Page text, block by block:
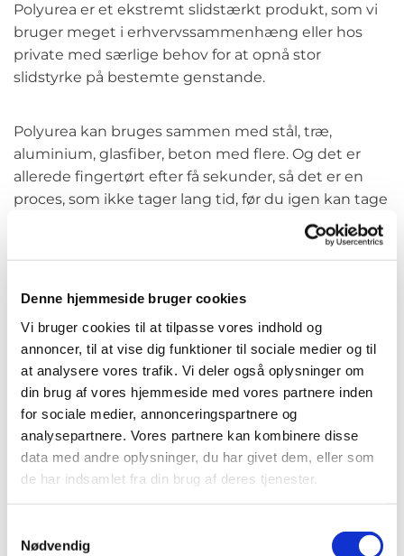
Denne hjemmeside bruger cookies
Vi bruger cookies til at tilpasse vores indhold og
annoncer, til at vise dig funktioner til sociale medier og til
at analysere vores trafik. Vi deler også oplysninger om
din brug af vores hjemmeside med vores partnere inden
for sociale medier, annonceringspartnere og
analysepartnere. Vores partnere kan kombinere disse
data med andre oplysninger, du har givet dem, eller som
de har indsamlet fra din brug af deres tjenester.
Nødvendig
Polyurea er et ekstremt slidstærkt produkt, som vi
bruger meget i erhvervssammenhæng eller hos
private med særlige behov for at opnå stor
slidstyrke på bestemte genstande.
Polyurea kan bruges sammen med stål, træ,
aluminium, glasfiber, beton med flere. Og det er
allerede fingertørt efter få sekunder, så det er en
proces, som ikke tager lang tid, før du igen kan tage
på en genstand en coating med alt fra 1 mm til 10
mm polyurea, der giver en ekstrem høj slidstyrke og
gør det modstandsdygtig overfor
udefrakommende påvirkning som eksempelvis syre
og base. Overfladen bliver desuden 100 procent
vandtæt. Mange sidestiller polyurea med
rustbeskyttelse og galvanisering, da det har den
samme beskyttende effekt - dog i noget højere
grad.
Vi giver ekstra styrke til dine